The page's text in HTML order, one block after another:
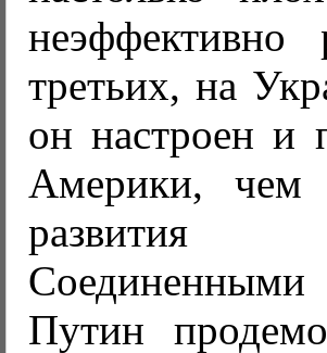
третьих, на
он настроен и
Америки, чем
развития
Путин